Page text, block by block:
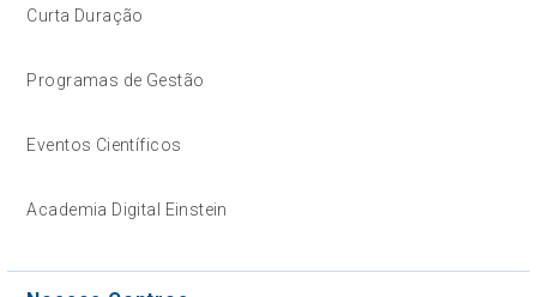
Curta Duração
Programas de Gestão
Eventos Científicos
Academia Digital Einstein